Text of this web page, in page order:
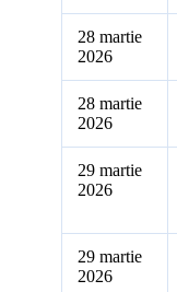
28 martie
2026
28 martie
2026
29 martie
2026
29 martie
2026